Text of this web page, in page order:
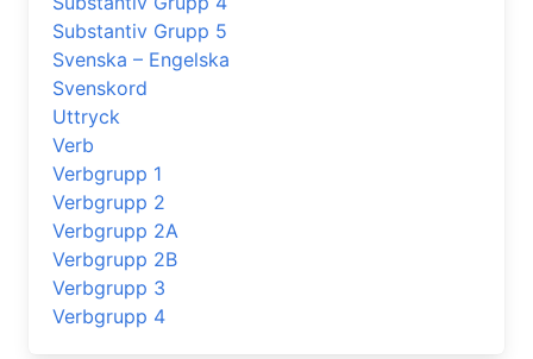
Substantiv Grupp 5
Svenska – Engelska
Svenskord
Uttryck
Verb
Verbgrupp 1
Verbgrupp 2
Verbgrupp 2A
Verbgrupp 2B
Verbgrupp 3
Verbgrupp 4